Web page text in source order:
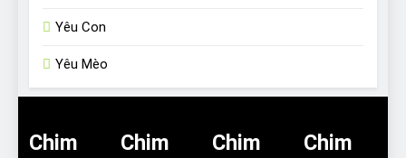
Yêu Con
Yêu Mèo
Chim
Chim
Chim
Chim